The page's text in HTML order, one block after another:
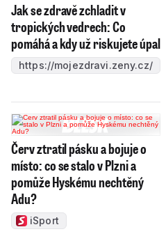
Jak se zdravě zchladit v
tropických vedrech: Co
pomáhá a kdy už riskujete úpal
https://mojezdravi.zeny.cz/
Červ ztratil pásku a bojuje o
místo: co se stalo v Plzni a
pomůže Hyskému nechtěný
Adu?
iSport